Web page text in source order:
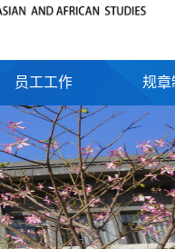
员工工作 规章